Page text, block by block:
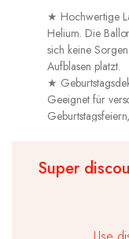
★ Hochwertige
Helium. Die
sich keine
Aufblasen platzt.
★
Geeignet für
Super